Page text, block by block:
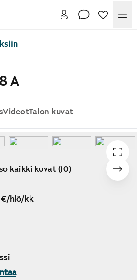
A
VideotTalon kuvat
kaikki kuvat (10)
€/hlö/kk